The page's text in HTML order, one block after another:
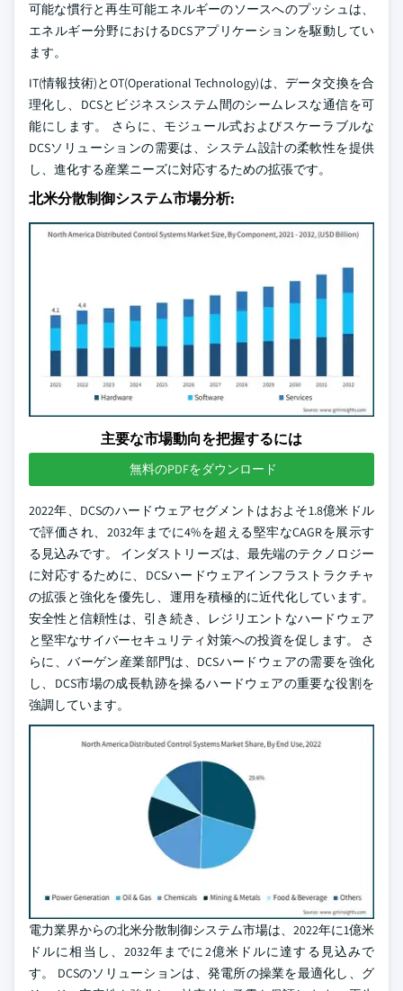
可能な慣行と再生可能エネルギーのソースへのプッシュは、
エネルギー分野におけるDCSアプリケーションを駆動してい
ます。
IT(情報技術)とOT(Operational Technology)は、データ交換を合
理化し、DCSとビジネスシステム間のシームレスな通信を可
能にします。 さらに、モジュール式およびスケーラブルな
DCSソリューションの需要は、システム設計の柔軟性を提供
し、進化する産業ニーズに対応するための拡張です。
北米分散制御システム市場分析:
主要な市場動向を把握するには
無料のPDFをダウンロード
2022年、DCSのハードウェアセグメントはおよそ1.8億米ドル
で評価され、2032年までに4%を超える堅牢なCAGRを展示す
る見込みです。 インダストリーズは、最先端のテクノロジー
に対応するために、DCSハードウェアインフラストラクチャ
の拡張と強化を優先し、運用を積極的に近代化しています。
安全性と信頼性は、引き続き、レジリエントなハードウェア
と堅牢なサイバーセキュリティ対策への投資を促します。 さ
らに、バーゲン産業部門は、DCSハードウェアの需要を強化
し、DCS市場の成長軌跡を操るハードウェアの重要な役割を
強調しています。
電力業界からの北米分散制御システム市場は、2022年に1億米
ドルに相当し、2032年までに2億米ドルに達する見込みで
す。 DCSのソリューションは、発電所の操業を最適化し、グ